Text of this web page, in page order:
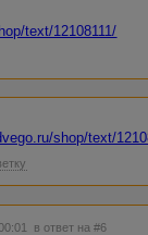
text/12108111/
shop/text/
в ответ на #6